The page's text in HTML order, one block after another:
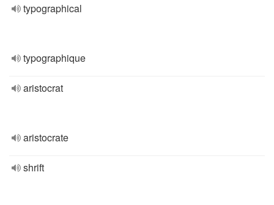
typographical
typographique
aristocrat
aristocrate
shrift